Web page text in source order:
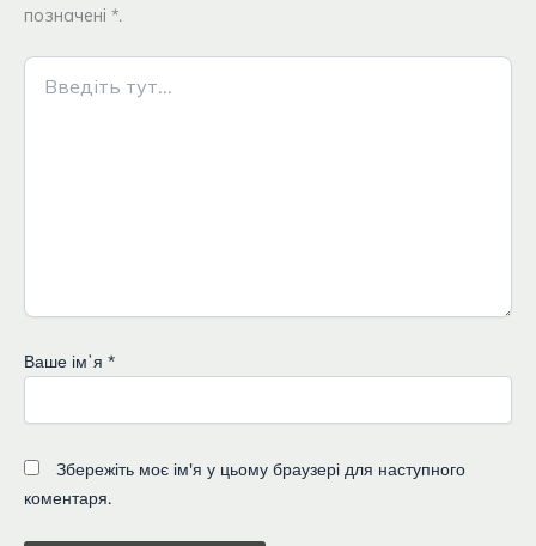
позначені *.
Введіть
тут...
Ваше імʼя *
Збережіть моє ім'я у цьому браузері для наступного
коментаря.